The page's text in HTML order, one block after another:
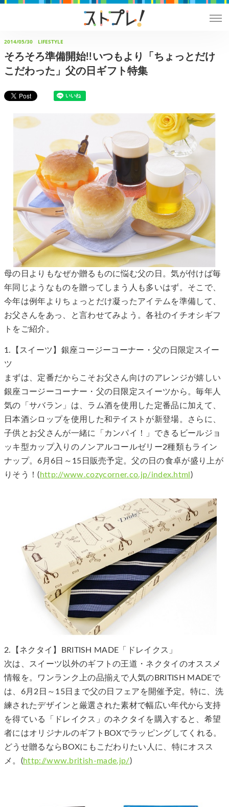
2014/05/30 LIFESTYLE
そろそろ準備開始!!いつもより「ちょっとだけ
こだわった」父の日ギフト特集
母の日よりもなぜか贈るものに悩む父の日。気が付けば毎
年同じようなものを贈ってしまう人も多いはず。そこで、
今年は例年よりちょっとだけ凝ったアイテムを準備して、
お父さんをあっ、と言わせてみよう。各社のイチオシギフ
トをご紹介。
1.【スイーツ】銀座コージーコーナー・父の日限定スイー
ツ
まずは、定番だからこそお父さん向けのアレンジが嬉しい
銀座コージーコーナー・父の日限定スイーツから。毎年人
気の「サバラン」は、ラム酒を使用した定番品に加えて、
日本酒シロップを使用した和テイストが新登場。さらに、
子供とお父さんが一緒に「カンパイ！」できるビールジョ
ッキ型カップ入りのノンアルコールゼリー2種類もライン
ナップ。6月6日～15日販売予定。父の日の食卓が盛り上が
りそう！(http://www.cozycorner.co.jp/index.html )
2.【ネクタイ】BRITISH MADE「ドレイクス」
次は、スイーツ以外のギフトの王道・ネクタイのオススメ
情報を。ワンランク上の品揃えで人気のBRITISH MADEで
は、6月2日～15日まで父の日フェアを開催予定。特に、洗
練されたデザインと厳選された素材で幅広い年代から支持
を得ている「ドレイクス」のネクタイを購入すると、希望
者にはオリジナルのギフトBOXでラッピングしてくれる。
どうせ贈るならBOXにもこだわりたい人に、特にオスス
メ。(http://www.british-made.jp/)